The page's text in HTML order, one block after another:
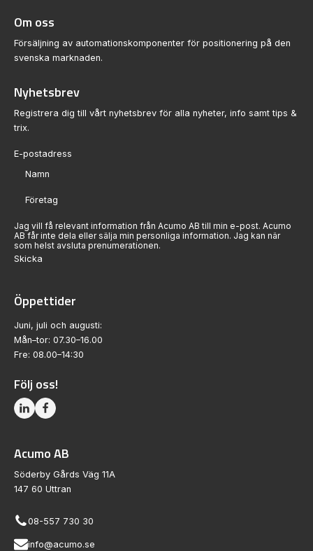
Om oss
Försäljning av automationskomponenter för positionering på den
svenska marknaden.
Nyhetsbrev
Registrera dig till vårt nyhetsbrev för alla nyheter, info samt tips &
trix.
Sektion
Jag vill få relevant information från Acumo AB till min e-post. Acumo
AB får inte dela eller sälja min personliga information. Jag kan när
som helst avsluta prenumerationen.
Skicka
Öppettider
Juni, juli och augusti:
Mån–tor: 07.30–16.00
Fre: 08.00–14:30
Följ oss!
Acumo AB
Söderby Gårds Väg 11A
147 60 Uttran
08-557 730 30
info@acumo.se